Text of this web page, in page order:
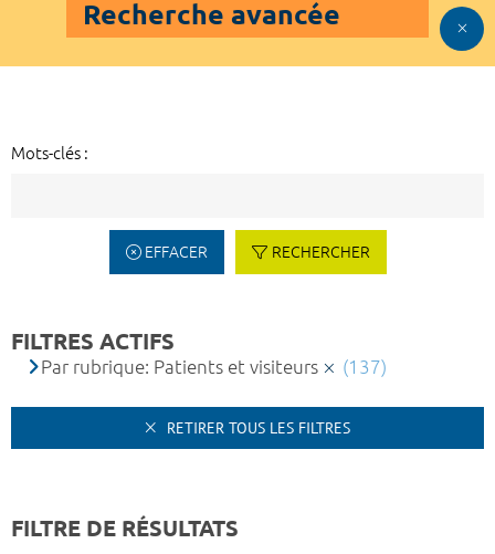
Recherche avancée
Mots-clés :
EFFACER RECHERCHER
FILTRES ACTIFS
Par rubrique: Patients et visiteurs (137)
RETIRER TOUS LES FILTRES
FILTRE DE RÉSULTATS